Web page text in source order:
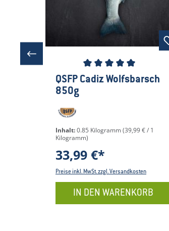
Durchschnittliche
QSFP Cadiz Wolfsbarsch
850g
Inhalt:0.85 Kilogramm(39,99 € / 1
Kilogramm)
33,99 €*
Preise inkl. MwSt. zzgl. Versandkosten
IN DEN WARENKORB